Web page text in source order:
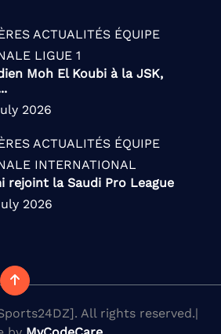
ACTUALITÉS ÉQUIPE
LIGUE 1
Moh El Koubi à la JSK,
2026
ACTUALITÉS ÉQUIPE
INTERNATIONAL
rejoint la Saudi Pro League
2026
All rights reserved.|